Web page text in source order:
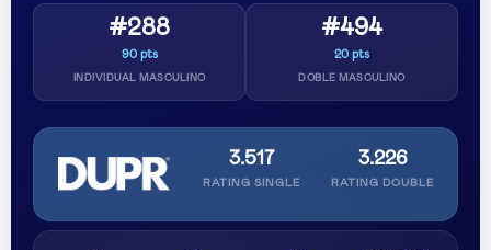
#288
90 pts
INDIVIDUAL MASCULINO
#494
20 pts
DOBLE MASCULINO
3.517
RATING SINGLE
3.226
RATING DOUBLE